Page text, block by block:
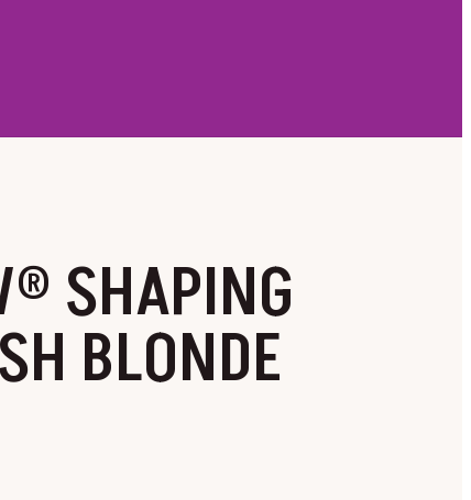
SHAPING
BLONDE